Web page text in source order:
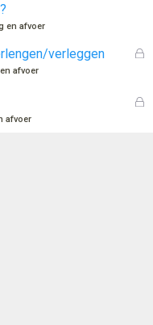
o
en afvoer
G
verleggen
afvoer
G
afvoer